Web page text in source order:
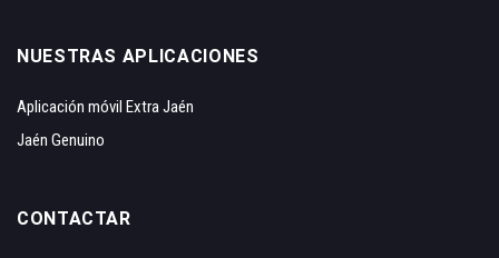
NUESTRAS APLICACIONES
Aplicación móvil Extra Jaén
Jaén Genuino
CONTACTAR